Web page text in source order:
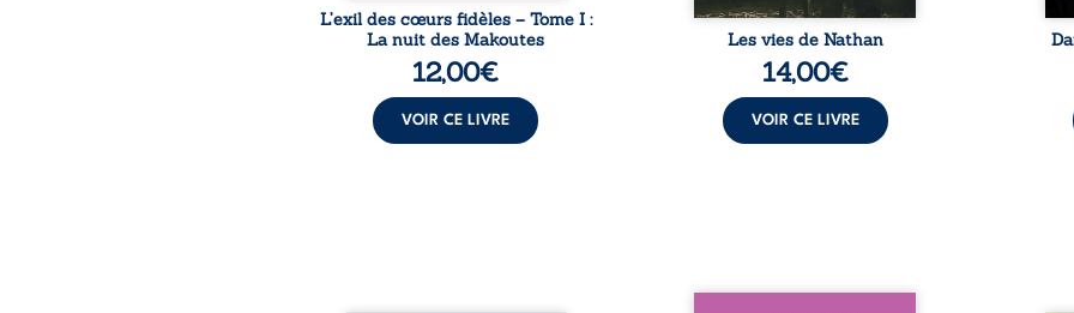
L’exil des cœurs fidèles – Tome I :
La nuit des Makoutes
12,00€
VOIR CE LIVRE
Les vies de Nathan
14,00€
VOIR CE LIVRE